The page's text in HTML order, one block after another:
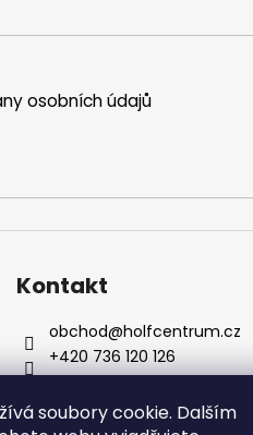
soubory cookie. Dalším
osobních údajů
Kontakt
obchod@holfcentrum.cz
+420 736 120 126
+420 736 120 126
Sledujte nás na Facebooku !